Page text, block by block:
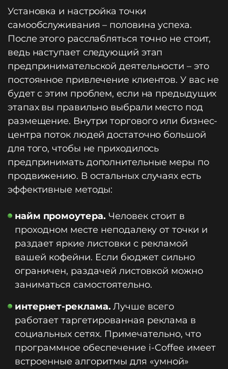
Установка и настройка точки
самообслуживания – половина успеха.
После этого расслабляться точно не стоит,
ведь наступает следующий этап
предпринимательской деятельности – это
постоянное привлечение клиентов. У вас не
будет с этим проблем, если на предыдущих
этапах вы правильно выбрали место под
размещение. Внутри торгового или бизнес-
центра поток людей достаточно большой
для того, чтобы не приходилось
предпринимать дополнительные меры по
продвижению. В остальных случаях есть
эффективные методы:
найм промоутера. Человек стоит в
проходном месте неподалеку от точки и
раздает яркие листовки с рекламой
вашей кофейни. Если бюджет сильно
ограничен, раздачей листовкой можно
заниматься самостоятельно.
интернет-реклама. Лучше всего
работает таргетированная реклама в
социальных сетях. Примечательно, что
программное обеспечение i-Coffee имеет
встроенные алгоритмы для «умной»